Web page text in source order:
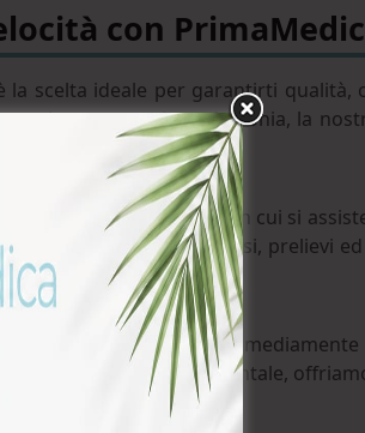
con
la scelta ideale per garantirti qualità,
e passione da Sonia, la
e la professionalità con cui si
nostro laboratorio analisi, prelievi
esami biologici sono
della salute è fondamentale,